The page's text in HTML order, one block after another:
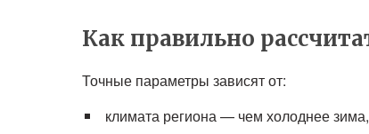
Как правильно
Точные параметры зависят от:
климата региона — чем холоднее